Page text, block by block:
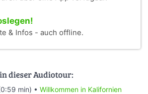
& Infos - auch offline.
dieser Audiotour:
min) • Willkommen in Kalifornien